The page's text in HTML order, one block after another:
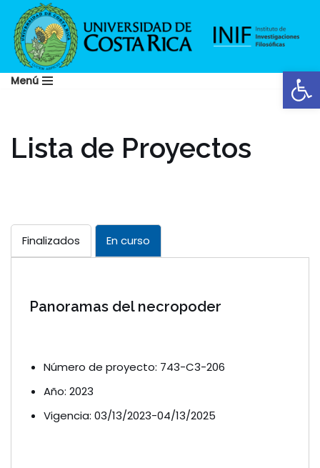
Saltar
al
contenido
Menú
Lista de Proyectos
Finalizados En curso
Panoramas del necropoder
Número de proyecto: 743-C3-206
Año: 2023
Vigencia: 03/13/2023-04/13/2025